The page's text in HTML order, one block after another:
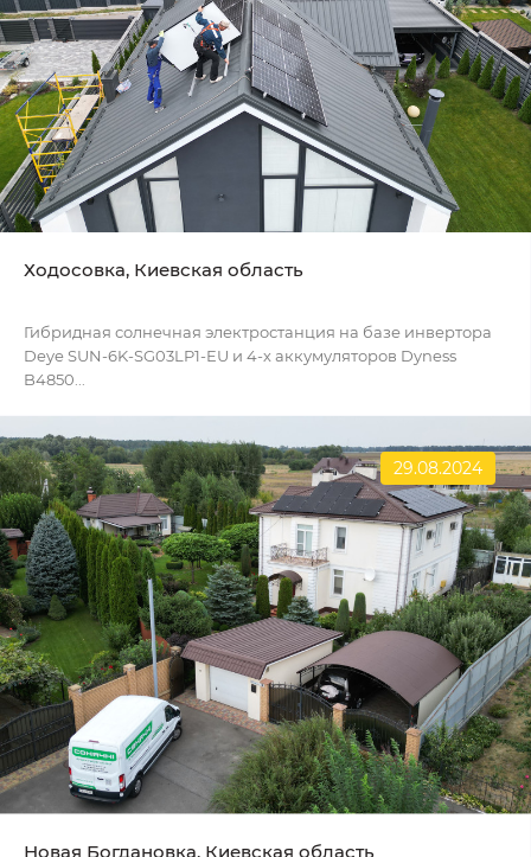
Ходосовка, Киевская область
Гибридная солнечная электростанция на базе инвертора
Deye SUN-6K-SG03LP1-EU и 4-х аккумуляторов Dyness
B4850...
29.08.2024
Новая Богдановка, Киевская область